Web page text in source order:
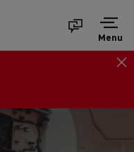
Menu